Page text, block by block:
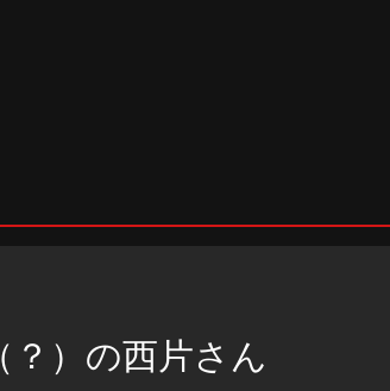
）の西片さん